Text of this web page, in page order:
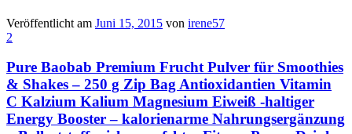
Veröffentlicht am Juni 15, 2015 von irene57
2
Pure Baobab Premium Frucht Pulver für Smoothies
& Shakes – 250 g Zip Bag Antioxidantien Vitamin
C Kalzium Kalium Magnesium Eiweiß -haltiger
Energy Booster – kalorienarme Nahrungsergänzung